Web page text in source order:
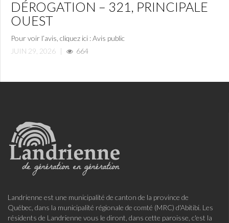
DÉROGATION – 321, PRINCIPALE
OUEST
Pour voir l’avis, cliquez ici : Avis public
JUIN 29, 2026 | 664
Landrienne est une municipalité de canton de la province de
Québec, dans la municipalité régionale de comté (MRC) d'Abitibi. Les
résidents de Landrienne vous le diront, dans cette paroisse, c'est la